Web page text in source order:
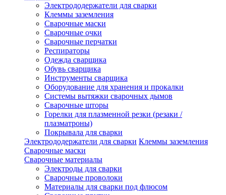
Электрододержатели для сварки
Клеммы заземления
Сварочные маски
Сварочные очки
Сварочные перчатки
Респираторы
Одежда сварщика
Обувь сварщика
Инструменты сварщика
Оборудование для хранения и прокалки
Системы вытяжки сварочных дымов
Сварочные шторы
Горелки для плазменной резки (резаки /
плазматроны)
Покрывала для сварки
Электрододержатели для сварки Клеммы заземления
Сварочные маски
Сварочные материалы
Электроды для сварки
Сварочные проволоки
Материалы для сварки под флюсом